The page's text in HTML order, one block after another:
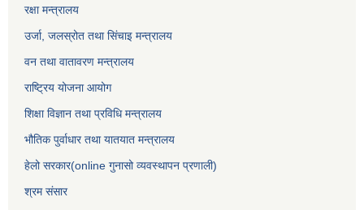
रक्षा मन्त्रालय
उर्जा, जलस्रोत तथा सिंचाइ मन्त्रालय
वन तथा वातावरण मन्त्रालय
राष्ट्रिय योजना आयोग
शिक्षा विज्ञान तथा प्रविधि मन्त्रालय
भौतिक पुर्वाधार तथा यातयात मन्त्रालय
हेलो सरकार(online गुनासो व्यवस्थापन प्रणाली)
श्रम संसार